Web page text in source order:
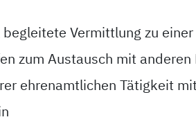
Vermittlung zu
zum Austausch mit
ehrenamtlichen Tätigkeit